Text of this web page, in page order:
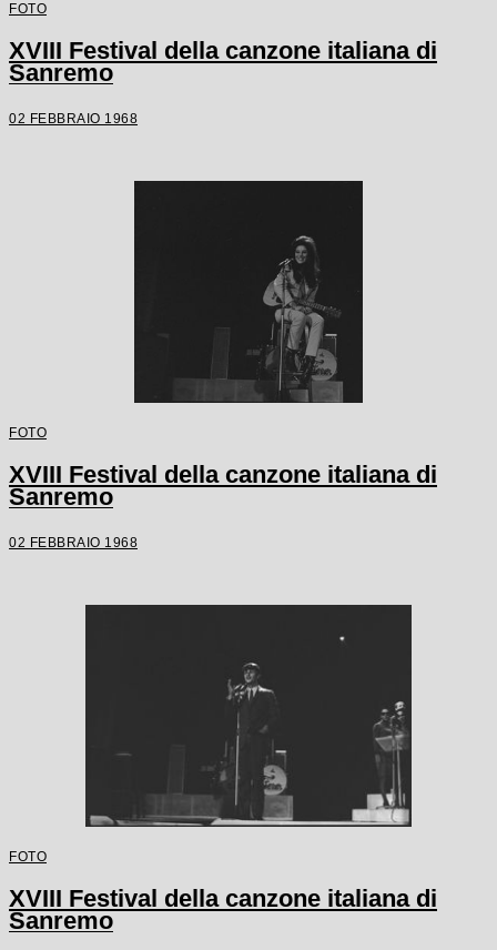
FOTO
XVIII Festival della canzone italiana di
Sanremo
02 FEBBRAIO 1968
FOTO
XVIII Festival della canzone italiana di
Sanremo
02 FEBBRAIO 1968
FOTO
XVIII Festival della canzone italiana di
Sanremo